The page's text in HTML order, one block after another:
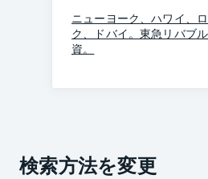
ニューヨーク、ハワイ、
ク、ドバイ。東急リバブ
資。
検索方法を変更